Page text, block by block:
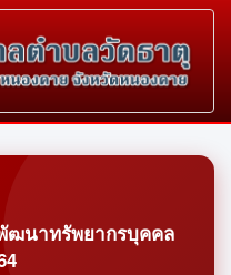
ฒนาทรัพยากรบุคคล